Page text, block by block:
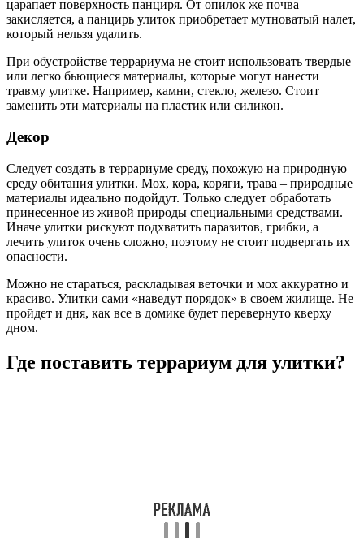
царапает поверхность панциря. От опилок же почва
закисляется, а панцирь улиток приобретает мутноватый налет,
который нельзя удалить.
При обустройстве террариума не стоит использовать твердые
или легко бьющиеся материалы, которые могут нанести
травму улитке. Например, камни, стекло, железо. Стоит
заменить эти материалы на пластик или силикон.
Декор
Следует создать в террариуме среду, похожую на природную
среду обитания улитки. Мох, кора, коряги, трава – природные
материалы идеально подойдут. Только следует обработать
принесенное из живой природы специальными средствами.
Иначе улитки рискуют подхватить паразитов, грибки, а
лечить улиток очень сложно, поэтому не стоит подвергать их
опасности.
Можно не стараться, раскладывая веточки и мох аккуратно и
красиво. Улитки сами «наведут порядок» в своем жилище. Не
пройдет и дня, как все в домике будет перевернуто кверху
дном.
Где поставить террариум для улитки?